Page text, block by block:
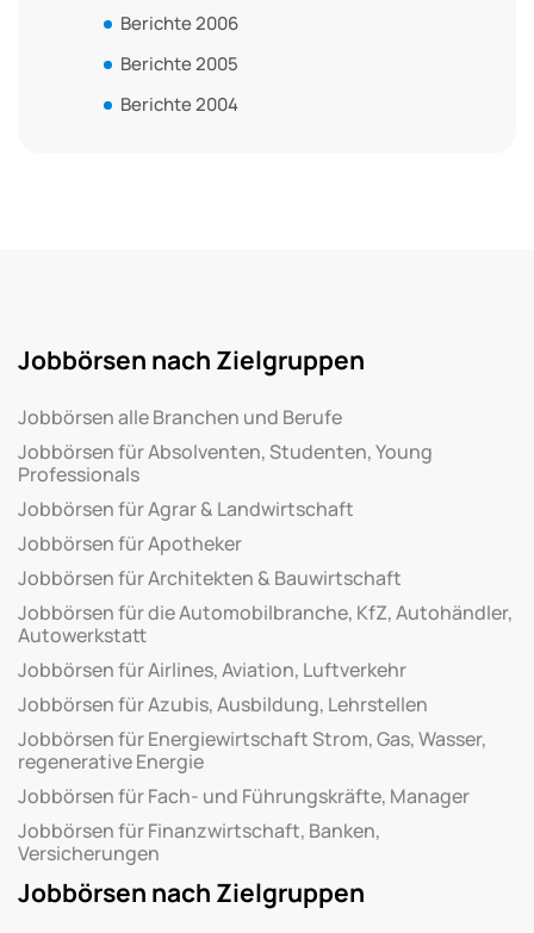
Berichte 2006
Berichte 2005
Berichte 2004
Jobbörsen nach Zielgruppen
Jobbörsen alle Branchen und Berufe
Jobbörsen für Absolventen, Studenten, Young
Professionals
Jobbörsen für Agrar & Landwirtschaft
Jobbörsen für Apotheker
Jobbörsen für Architekten & Bauwirtschaft
Jobbörsen für die Automobilbranche, KfZ, Autohändler,
Autowerkstatt
Jobbörsen für Airlines, Aviation, Luftverkehr
Jobbörsen für Azubis, Ausbildung, Lehrstellen
Jobbörsen für Energiewirtschaft Strom, Gas, Wasser,
regenerative Energie
Jobbörsen für Fach- und Führungskräfte, Manager
Jobbörsen für Finanzwirtschaft, Banken,
Versicherungen
Jobbörsen nach Zielgruppen